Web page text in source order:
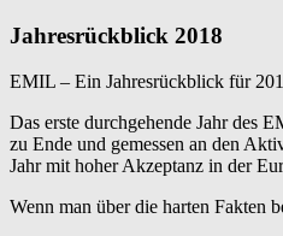
Jahresrückblick 2018
EMIL – Ein Jahresrückblick für
Das erste durchgehende Jahr des
zu Ende und gemessen an den
Jahr mit hoher Akzeptanz in der
Wenn man über die harten Fakten